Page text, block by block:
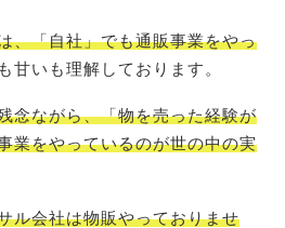
、「自社」でも通販事業をやっ
甘いも理解しております。
念ながら、「物を売った経験が
業をやっているのが世の中の実
ル会社は物販やっておりませ